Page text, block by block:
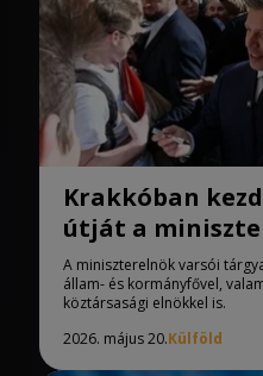
Krakkóban
útját a
A miniszterelnök varsói
állam- és kormányfővel,
köztársasági elnökkel is.
2026. május 20.Külföld